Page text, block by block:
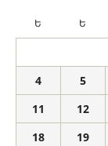
Ե Ե
4
5
11
12
18
19